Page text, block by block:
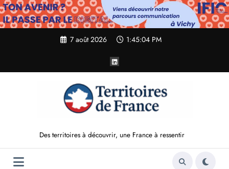
Aller
au
contenu
7 août 2026 1:45:05 PM
Des territoires à découvrir, une France à ressentir